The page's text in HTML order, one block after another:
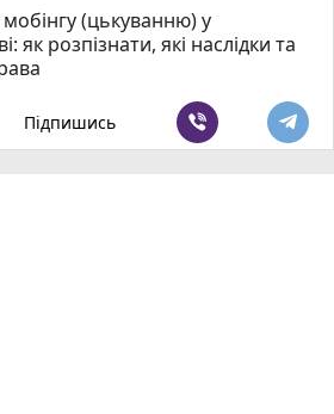
(цькуванню) у
як розпізнати, які наслідки та
Підпишись